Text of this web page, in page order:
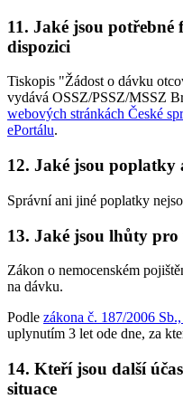
11. Jaké jsou
dispozici
Tiskopis "Žádost o dávku
vydává OSSZ/PSSZ/MSSZ
webových stránkách České
ePortálu.
12. Jaké jsou
Správní ani jiné poplatky
13. Jaké jsou lhůty
Zákon o nemocenském
na dávku.
Podle zákona č. 187/2006
uplynutím 3 let ode dne, za
14. Kteří jsou další
situace